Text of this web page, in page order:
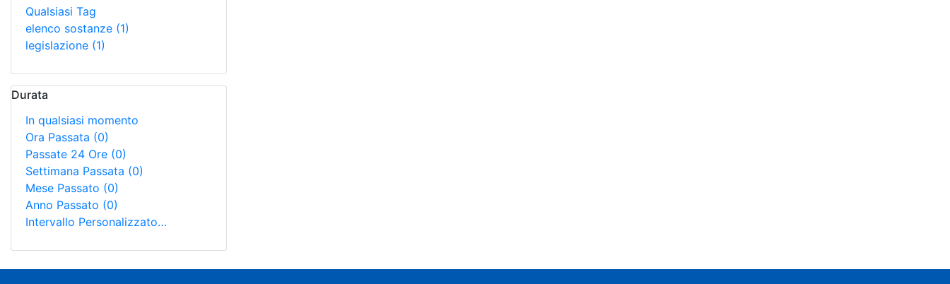
Qualsiasi Tag
elenco sostanze (1)
legislazione (1)
Durata
In qualsiasi momento
Ora Passata (0)
Passate 24 Ore (0)
Settimana Passata (0)
Mese Passato (0)
Anno Passato (0)
Intervallo Personalizzato…